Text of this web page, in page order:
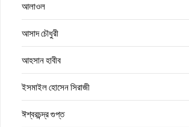
আলাওল
আসাদ চৌধুরী
আহসান হাবীব
ইসমাইল হোসেন সিরাজী
ঈশ্বরচন্দ্র গুপ্ত